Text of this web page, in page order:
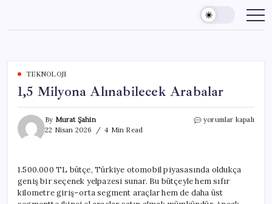
content
TEKNOLOJI
1,5 Milyona Alınabilecek Arabalar
By Murat Şahin
22 Nisan 2026
4 Min Read
1,5
yorumlar kapalı
1.500.000 TL bütçe, Türkiye otomobil piyasasında oldukça
geniş bir seçenek yelpazesi sunar. Bu bütçeyle hem sıfır
kilometre giriş–orta segment araçlar hem de daha üst